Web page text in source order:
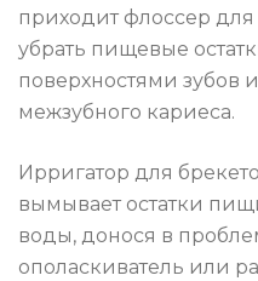
приходит флоссер для
убрать пищевые
поверхностями зубов
межзубного кариеса.
Ирригатор для
вымывает остатки
воды, донося в
ополаскиватель или